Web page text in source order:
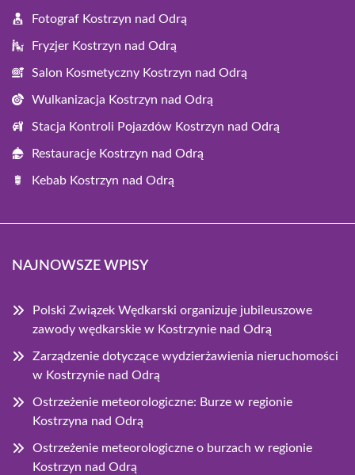
Fotograf Kostrzyn nad Odrą
Fryzjer Kostrzyn nad Odrą
Salon Kosmetyczny Kostrzyn nad Odrą
Wulkanizacja Kostrzyn nad Odrą
Stacja Kontroli Pojazdów Kostrzyn nad Odrą
Restauracje Kostrzyn nad Odrą
Kebab Kostrzyn nad Odrą
NAJNOWSZE WPISY
Polski Związek Wędkarski organizuje jubileuszowe
zawody wędkarskie w Kostrzynie nad Odrą
Zarządzenie dotyczące wydzierżawienia nieruchomości
w Kostrzynie nad Odrą
Ostrzeżenie meteorologiczne: Burze w regionie
Kostrzyna nad Odrą
Ostrzeżenie meteorologiczne o burzach w regionie
Kostrzyn nad Odrą